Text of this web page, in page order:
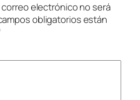
electrónico no será
obligatorios están